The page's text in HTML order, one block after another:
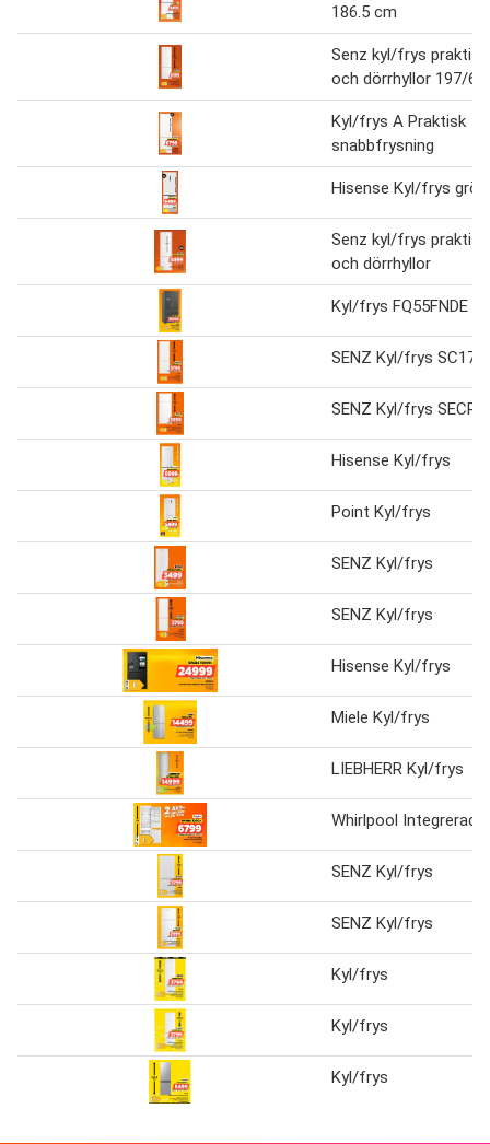
186.5 cm
Senz kyl/frys
och dörrhyllor 197/65
Kyl/frys A Praktisk
snabbfrysning
Hisense Kyl/frys
Senz kyl/frys
och dörrhyllor
Kyl/frys FQ55FNDE
SENZ Kyl/frys
SENZ Kyl/frys
Hisense Kyl/frys
Point Kyl/frys
SENZ Kyl/frys
SENZ Kyl/frys
Hisense Kyl/frys
Miele Kyl/frys
LIEBHERR Kyl/frys
Whirlpool Integrerad
SENZ Kyl/frys
SENZ Kyl/frys
Kyl/frys
Kyl/frys
Kyl/frys